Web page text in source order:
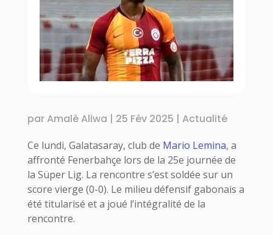
parAmalè Aliwa | 25 Fév 2025 | Actualité
Ce lundi, Galatasaray, club de Mario Lemina, a
affronté Fenerbahçe lors de la 25e journée de
la Süper Lig. La rencontre s’est soldée sur un
score vierge (0-0). Le milieu défensif gabonais a
été titularisé et a joué l’intégralité de la
rencontre.